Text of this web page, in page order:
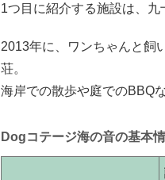
1つ目に紹介する施設は、九
2013年に、ワンちゃんと飼
荘。
海岸での散歩や庭でのBBQ
Dogコテージ海の音の基本